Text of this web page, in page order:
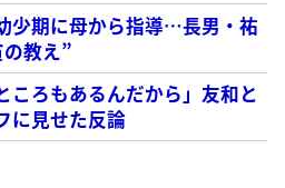
期に母から指導…長男・祐
教え”
ころもあるんだから」友和と
に見せた反論